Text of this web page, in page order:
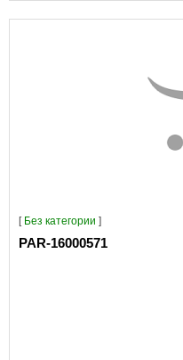
[ Без категории ]
PAR-16000571